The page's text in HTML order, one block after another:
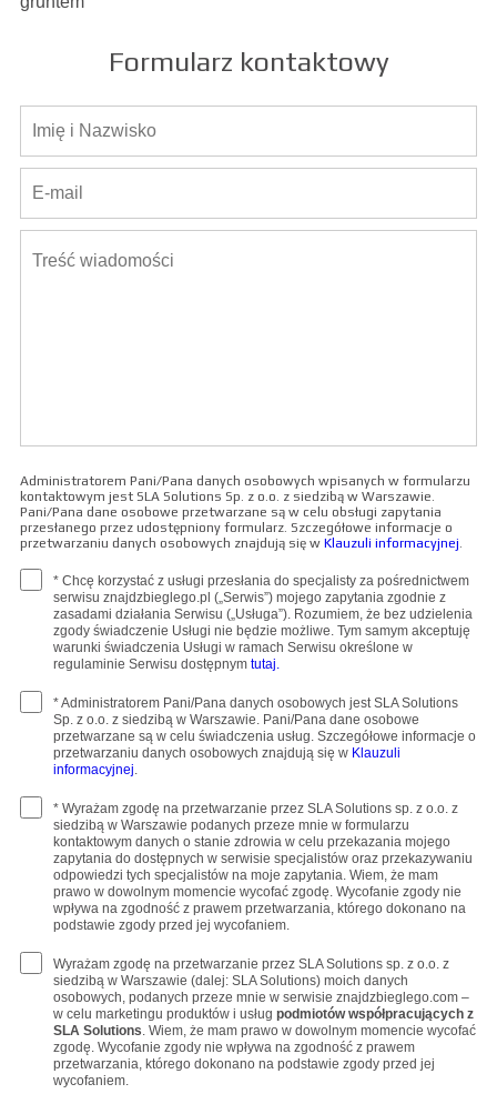
Formularz kontaktowy
Administratorem Pani/Pana danych osobowych wpisanych w formularzu
kontaktowym jest SLA Solutions Sp. z o.o. z siedzibą w Warszawie.
Pani/Pana dane osobowe przetwarzane są w celu obsługi zapytania
przesłanego przez udostępniony formularz. Szczegółowe informacje o
przetwarzaniu danych osobowych znajdują się w Klauzuli informacyjnej.
* Chcę korzystać z usługi przesłania do specjalisty za pośrednictwem
serwisu znajdzbieglego.pl („Serwis”) mojego zapytania zgodnie z
zasadami działania Serwisu („Usługa”). Rozumiem, że bez udzielenia
zgody świadczenie Usługi nie będzie możliwe. Tym samym akceptuję
warunki świadczenia Usługi w ramach Serwisu określone w
regulaminie Serwisu dostępnym tutaj.
* Administratorem Pani/Pana danych osobowych jest SLA Solutions
Sp. z o.o. z siedzibą w Warszawie. Pani/Pana dane osobowe
przetwarzane są w celu świadczenia usług. Szczegółowe informacje o
przetwarzaniu danych osobowych znajdują się w Klauzuli
informacyjnej.
* Wyrażam zgodę na przetwarzanie przez SLA Solutions sp. z o.o. z
siedzibą w Warszawie podanych przeze mnie w formularzu
kontaktowym danych o stanie zdrowia w celu przekazania mojego
zapytania do dostępnych w serwisie specjalistów oraz przekazywaniu
odpowiedzi tych specjalistów na moje zapytania. Wiem, że mam
prawo w dowolnym momencie wycofać zgodę. Wycofanie zgody nie
wpływa na zgodność z prawem przetwarzania, którego dokonano na
podstawie zgody przed jej wycofaniem.
Wyrażam zgodę na przetwarzanie przez SLA Solutions sp. z o.o. z
siedzibą w Warszawie (dalej: SLA Solutions) moich danych
osobowych, podanych przeze mnie w serwisie znajdzbieglego.com –
w celu marketingu produktów i usług podmiotów współpracujących z
SLA Solutions. Wiem, że mam prawo w dowolnym momencie wycofać
zgodę. Wycofanie zgody nie wpływa na zgodność z prawem
przetwarzania, którego dokonano na podstawie zgody przed jej
wycofaniem.